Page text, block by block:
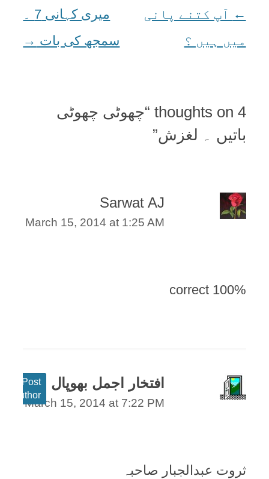
Post
navigation
← آپ کتنے پانی
میں ہیں ؟
میری کہانی 7 ۔
سمجھ کی بات →
4 thoughts on “
چھوٹی چھوٹی
باتیں ۔ لغزش”
Sarwat AJ
March 15, 2014 at 1:25 AM
100% correct
افتخار اجمل بھوپال
Post
author
March 15, 2014 at 7:22 PM
ثروت عبدالجبار صاحبہ